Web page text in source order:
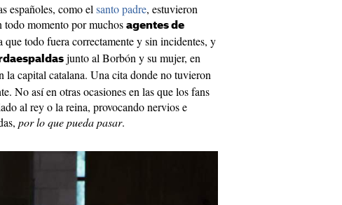
españoles, como el santo padre, estuvieron
todo momento por muchos agentes de
que todo fuera correctamente y sin incidentes, y
junto al Borbón y su mujer, en
la capital catalana. Una cita donde no tuvieron
No así en otras ocasiones en las que los fans
al rey o la reina, provocando nervios e
por lo que pueda pasar.